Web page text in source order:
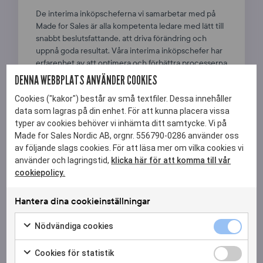
De interima inköpscheferna vi samarbetar med på
Made for Sales är alla kompetenta ledare med lätt till
snabbt beslutsfattande, att driva förändring och
uppnå goda resultat. Våra interima inköpschefer har
erfarenhet av att optimera och förbättra processerna
i en inköpsorganisation och kan utveckla och
implementera strategier för att leda funktionen
genom förändring.
Interimcheferna hos Made for Sales har stor drivkraft
och hög ambition att genomföra förändringar och
förbättringar, vilket lägger grunden för att varje
organisation de samarbetar med inte bara kan möta
utan också överträffa sina mål.
ANLITA EN INTERIM INKÖPSCHEF MED OSS
För att framgångsrikt tillsätta en interim inköpschef
DENNA WEBBPLATS ANVÄNDER COOKIES
Cookies ("kakor") består av små textfiler. Dessa innehåller
data som lagras på din enhet. För att kunna placera vissa
typer av cookies behöver vi inhämta ditt samtycke. Vi på
Made for Sales Nordic AB, orgnr. 556790-0286 använder oss
av följande slags cookies. För att läsa mer om vilka cookies vi
använder och lagringstid, klicka här för att komma till vår
cookiepolicy.
Hantera dina cookieinställningar
Nödvändiga cookies
för
cookies
kryssruta
Cookies för statistik
Cookies